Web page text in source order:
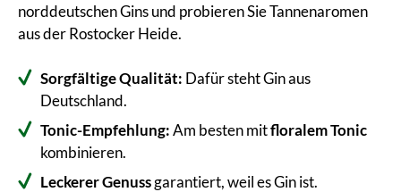
norddeutschen Gins und probieren Sie Tannenaromen
aus der Rostocker Heide.
Sorgfältige Qualität: Dafür steht Gin aus
Deutschland.
Tonic-Empfehlung:Am besten mitfloralem Tonic
kombinieren.
Leckerer Genussgarantiert, weil es Gin ist.